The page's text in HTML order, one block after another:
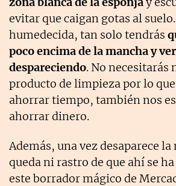
evitar que caigan gotas al
humedecida, tan solo tendrás
poco encima de la mancha y
despareciendo. No necesitarás
producto de limpieza por lo
ahorrar tiempo, también nos
ahorrar dinero.
Además, una vez desaparece
queda ni rastro de que ahí se
este borrador mágico de